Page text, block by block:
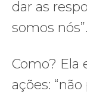
dar as
somos nós”.
Como? Ela
ações: